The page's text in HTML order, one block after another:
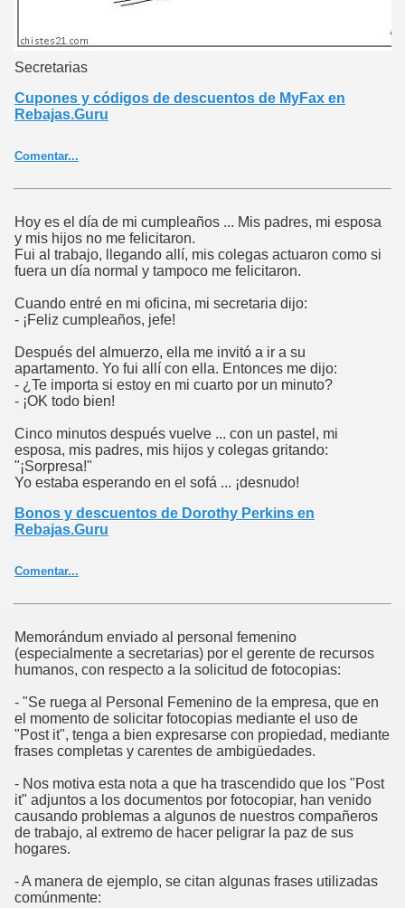
Secretarias
Cupones y códigos de descuentos de MyFax en
Rebajas.Guru
Comentar...
Hoy es el día de mi cumpleaños ... Mis padres, mi esposa
y mis hijos no me felicitaron.
Fui al trabajo, llegando allí, mis colegas actuaron como si
fuera un día normal y tampoco me felicitaron.
Cuando entré en mi oficina, mi secretaria dijo:
- ¡Feliz cumpleaños, jefe!
Después del almuerzo, ella me invitó a ir a su
apartamento. Yo fui allí con ella. Entonces me dijo:
- ¿Te importa si estoy en mi cuarto por un minuto?
- ¡OK todo bien!
Cinco minutos después vuelve ... con un pastel, mi
esposa, mis padres, mis hijos y colegas gritando:
"¡Sorpresa!"
Yo estaba esperando en el sofá ... ¡desnudo!
Bonos y descuentos de Dorothy Perkins en
Rebajas.Guru
Comentar...
Memorándum enviado al personal femenino
(especialmente a secretarias) por el gerente de recursos
humanos, con respecto a la solicitud de fotocopias:
- "Se ruega al Personal Femenino de la empresa, que en
el momento de solicitar fotocopias mediante el uso de
"Post it", tenga a bien expresarse con propiedad, mediante
frases completas y carentes de ambigüedades.
- Nos motiva esta nota a que ha trascendido que los "Post
it" adjuntos a los documentos por fotocopiar, han venido
causando problemas a algunos de nuestros compañeros
de trabajo, al extremo de hacer peligrar la paz de sus
hogares.
- A manera de ejemplo, se citan algunas frases utilizadas
comúnmente: